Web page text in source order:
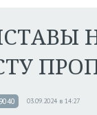
03.09.2024 в 14:27